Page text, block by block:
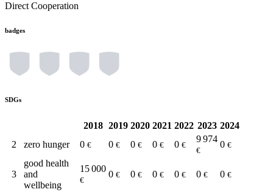
Direct Cooperation
badges
SDGs
2018 2019 2020 2021 2022 2023 2024
2
zero hunger 0 € 0 € 0 € 0 € 0 €
9 974
€
0 €
3
good health
and
wellbeing
15 000
€
0 € 0 € 0 € 0 € 0 € 0 €